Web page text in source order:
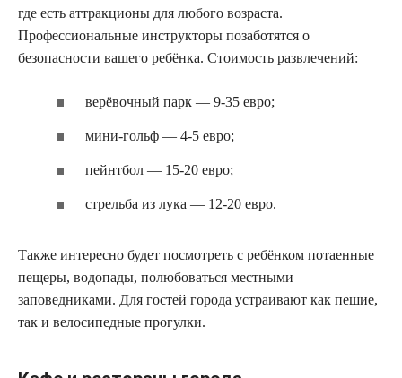
где есть аттракционы для любого возраста.
Профессиональные инструкторы позаботятся о
безопасности вашего ребёнка. Стоимость развлечений:
верёвочный парк — 9-35 евро;
мини-гольф — 4-5 евро;
пейнтбол — 15-20 евро;
стрельба из лука — 12-20 евро.
Также интересно будет посмотреть с ребёнком потаенные
пещеры, водопады, полюбоваться местными
заповедниками. Для гостей города устраивают как пешие,
так и велосипедные прогулки.